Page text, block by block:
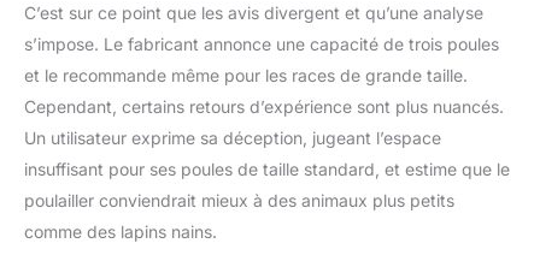
C’est sur ce point que les avis divergent et qu’une analyse
s’impose. Le fabricant annonce une capacité de trois poules
et le recommande même pour les races de grande taille.
Cependant, certains retours d’expérience sont plus nuancés.
Un utilisateur exprime sa déception, jugeant l’espace
insuffisant pour ses poules de taille standard, et estime que le
poulailler conviendrait mieux à des animaux plus petits
comme des lapins nains.